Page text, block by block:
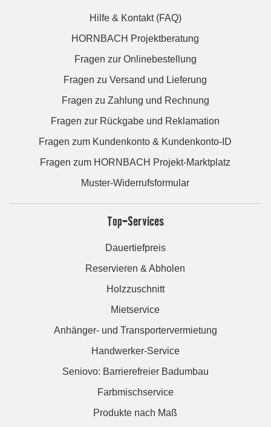
Hilfe & Kontakt (FAQ)
HORNBACH Projektberatung
Fragen zur Onlinebestellung
Fragen zu Versand und Lieferung
Fragen zu Zahlung und Rechnung
Fragen zur Rückgabe und Reklamation
Fragen zum Kundenkonto & Kundenkonto-ID
Fragen zum HORNBACH Projekt-Marktplatz
Muster-Widerrufsformular
Top-Services
Dauertiefpreis
Reservieren & Abholen
Holzzuschnitt
Mietservice
Anhänger- und Transportervermietung
Handwerker-Service
Seniovo: Barrierefreier Badumbau
Farbmischservice
Produkte nach Maß